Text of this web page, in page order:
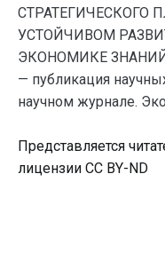
СТРАТЕГИЧЕСКОГО
УСТОЙЧИВОМ
ЭКОНОМИКЕ ЗНАНИЙ
— публикация
научном журнале.
Представляется
лицензии CC BY-ND